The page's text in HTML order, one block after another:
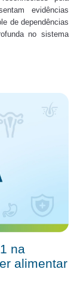
evidências
de dependências
no sistema
na
alimentar